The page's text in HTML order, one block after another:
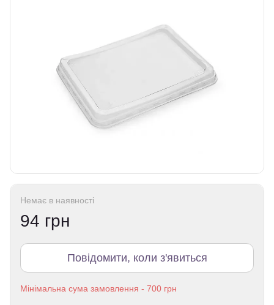
Немає в наявності
94 грн
Повідомити, коли з'явиться